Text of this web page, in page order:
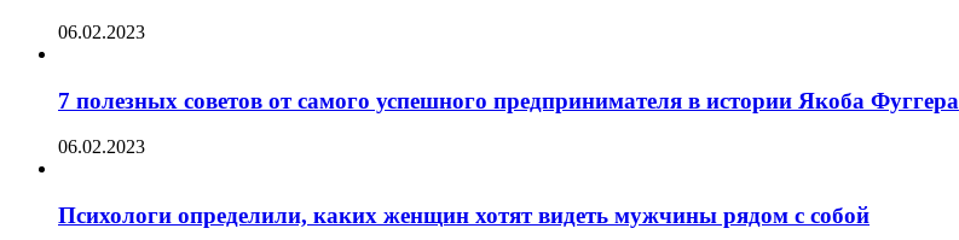
06.02.2023
7 полезных советов от самого успешного предпринимателя в истории Якоба Фуггера
06.02.2023
Психологи определили, каких женщин хотят видеть мужчины рядом с собой